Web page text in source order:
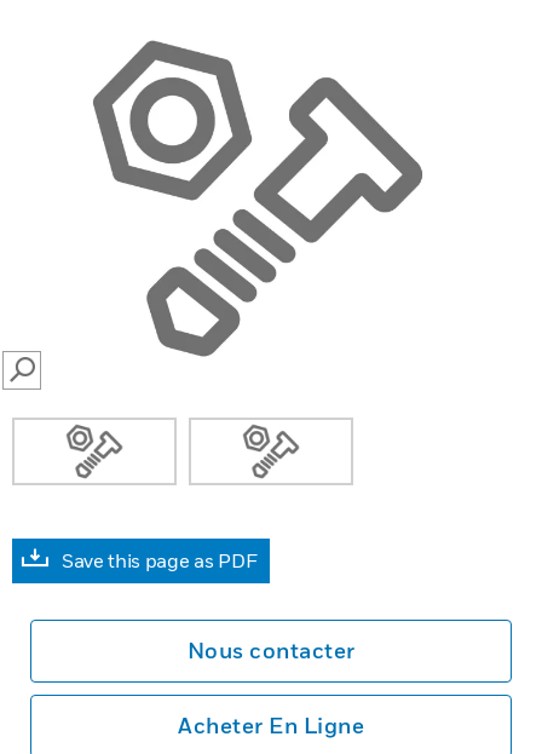
SEARCH
Save this page as PDF
Nous contacter
Acheter En Ligne